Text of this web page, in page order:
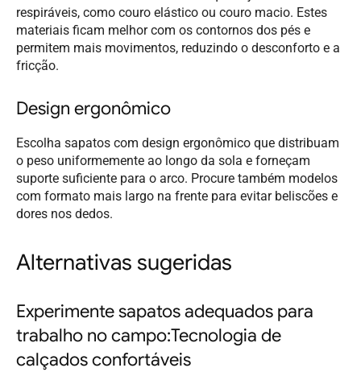
respiráveis, como couro elástico ou couro macio. Estes
materiais ficam melhor com os contornos dos pés e
permitem mais movimentos, reduzindo o desconforto e a
fricção.
Design ergonômico
Escolha sapatos com design ergonômico que distribuam
o peso uniformemente ao longo da sola e forneçam
suporte suficiente para o arco. Procure também modelos
com formato mais largo na frente para evitar beliscões e
dores nos dedos.
Alternativas sugeridas
Experimente sapatos adequados para
trabalho no campo:Tecnologia de
calçados confortáveis